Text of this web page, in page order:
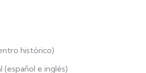
histórico)
(español e inglés)